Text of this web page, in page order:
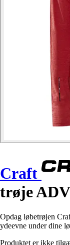
Craft
trøje
Opdag løbetrøjen
ydeevne under dine
Produktet er ikke